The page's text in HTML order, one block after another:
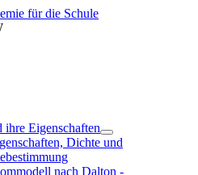
ihre Eigenschaften
Dichte und
nach Dalton -